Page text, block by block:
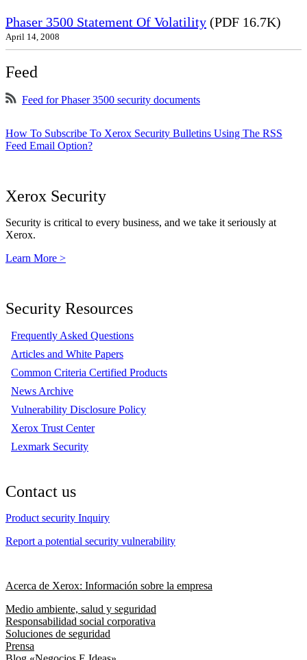
Phaser 3500 Statement Of Volatility (PDF 16.7K)
April 14, 2008
Feed
Feed for Phaser 3500 security documents
How To Subscribe To Xerox Security Bulletins Using The RSS
Feed Email Option?
Xerox Security
Security is critical to every business, and we take it seriously at
Xerox.
Learn More >
Security Resources
Frequently Asked Questions
Articles and White Papers
Common Criteria Certified Products
News Archive
Vulnerability Disclosure Policy
Xerox Trust Center
Lexmark Security
Contact us
Product security Inquiry
Report a potential security vulnerability
Acerca de Xerox: Información sobre la empresa
Medio ambiente, salud y seguridad
Responsabilidad social corporativa
Soluciones de seguridad
Prensa